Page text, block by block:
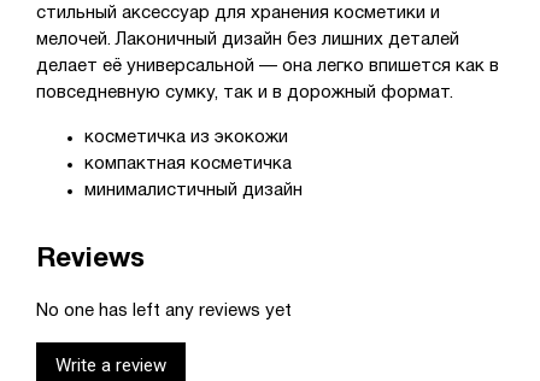
стильный аксессуар для хранения косметики и
мелочей. Лаконичный дизайн без лишних деталей
делает её универсальной — она легко впишется как в
повседневную сумку, так и в дорожный формат.
косметичка из экокожи
компактная косметичка
минималистичный дизайн
Reviews
No one has left any reviews yet
Write a review